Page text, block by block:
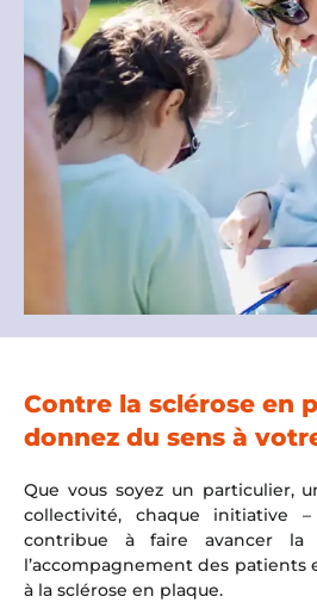
Espace chercheurs
Mon compte
Contre la sclérose en
donnez du sens à
Que vous soyez un particulier,
collectivité, chaque initiative
contribue à faire avancer la
l’accompagnement des patients
à la sclérose en plaque.